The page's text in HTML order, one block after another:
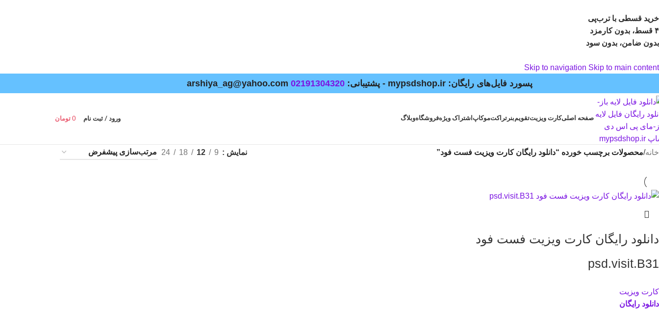
خرید قسطی با ترب‌پی
۴ قسط، بدون کارمزد
بدون ضامن، بدون سود
Skip to navigation Skip to main content
پسورد فایل‌های رایگان: mypsdshop.ir - پشتیبانی: arshiya_ag@yahoo.com 02191304320
صفحه اصلیکارت ویزیتتقویمبنر تراکتموکاپ اشتراک ویژهفروشگاهوبلاگ ورود / ثبت نام 0 تومان
خانه/محصولات برچسب خورده “دانلود رایگان کارت ویزیت فست فود” نمایش 9
12
18
24
دانلود رایگان کارت ویزیت فست فود
psd.visit.B31
کارت ویزیت
دانلود رایگان